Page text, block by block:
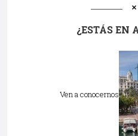
¿ESTÁS EN
Ven a conocernos